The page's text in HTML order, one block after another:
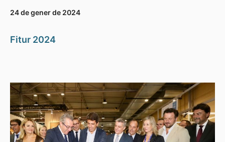
24 de gener de 2024
Fitur 2024